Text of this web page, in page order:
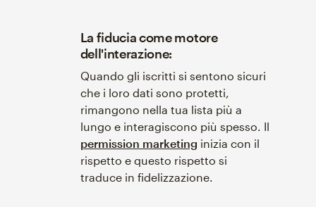
La fiducia come motore
dell'interazione:
Quando gli iscritti si sentono sicuri
che i loro dati sono protetti,
rimangono nella tua lista più a
lungo e interagiscono più spesso. Il
permission marketing inizia con il
rispetto e questo rispetto si
traduce in fidelizzazione.